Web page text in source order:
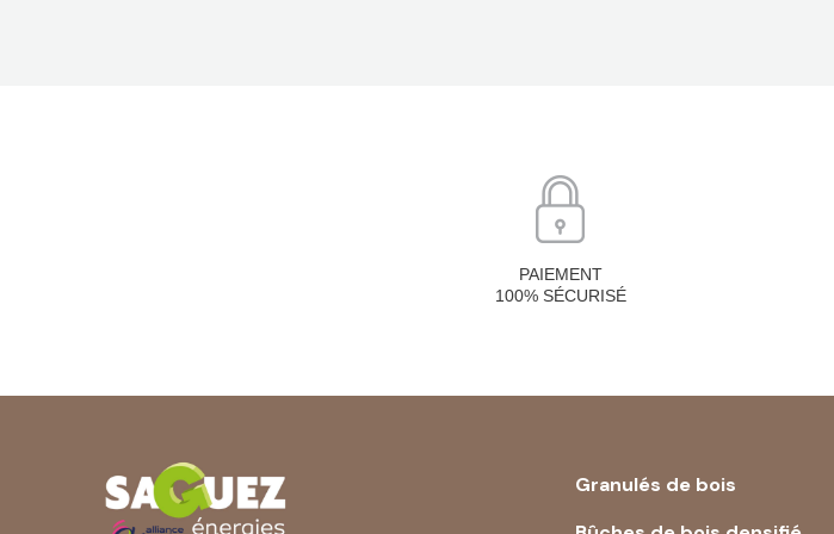
PAIEMENT
100% SÉCURISÉ
Granulés de bois